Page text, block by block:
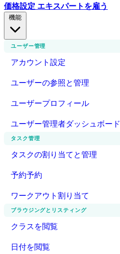
価格設定 エキスパートを雇う
ユーザー管理
アカウント設定
ユーザーの参照と管理
ユーザープロフィール
ユーザー管理者ダッシュボード
タスク管理
タスクの割り当てと管理
予約予約
ワークアウト割り当て
ブラウジングとリスティング
クラスを閲覧
日付を閲覧